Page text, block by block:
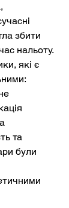
збити
нальоту.
які є
та
були